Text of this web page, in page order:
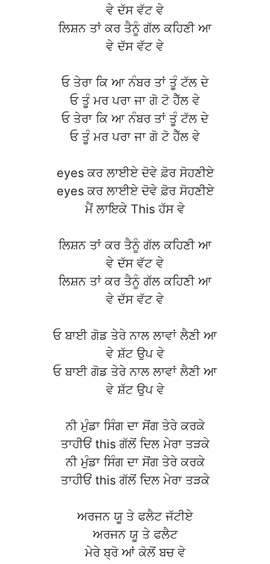
ਵੇ ਦੱਸ ਵੱਟ ਵੇ
ਲਿਸ਼ਨ ਤਾਂ ਕਰ ਤੈਨੂੰ ਗੱਲ ਕਹਿਣੀ ਆ
ਵੇ ਦੱਸ ਵੱਟ ਵੇ
ਓ ਤੇਰਾ ਕਿ ਆ ਨੰਬਰ ਤਾਂ ਤੂੰ ਟੱਲ ਦੇ
ਓ ਤੂੰ ਮਰ ਪਰਾ ਜਾ ਗੋ ਟੋ ਹੈੱਲ ਵੇ
ਓ ਤੇਰਾ ਕਿ ਆ ਨੰਬਰ ਤਾਂ ਤੂੰ ਟੱਲ ਦੇ
ਓ ਤੂੰ ਮਰ ਪਰਾ ਜਾ ਗੋ ਟੋ ਹੈੱਲ ਵੇ
eyes ਕਰ ਲਾਈਏ ਦੋਵੇ ਫ਼ੋਰ ਸੋਹਣੀਏ
eyes ਕਰ ਲਾਈਏ ਦੋਵੇ ਫ਼ੋਰ ਸੋਹਣੀਏ
ਮੈਂ ਲਾਇਕੇ This ਹੱਸ ਵੇ
ਲਿਸ਼ਨ ਤਾਂ ਕਰ ਤੈਨੂੰ ਗੱਲ ਕਹਿਣੀ ਆ
ਵੇ ਦੱਸ ਵੱਟ ਵੇ
ਲਿਸ਼ਨ ਤਾਂ ਕਰ ਤੈਨੂੰ ਗੱਲ ਕਹਿਣੀ ਆ
ਵੇ ਦੱਸ ਵੱਟ ਵੇ
ਓ ਬਾਈ ਗੋਡ ਤੇਰੇ ਨਾਲ ਲਾਵਾਂ ਲੈਣੀ ਆ
ਵੇ ਸ਼ੱਟ ਉਪ ਵੇ
ਓ ਬਾਈ ਗੋਡ ਤੇਰੇ ਨਾਲ ਲਾਵਾਂ ਲੈਣੀ ਆ
ਵੇ ਸ਼ੱਟ ਉਪ ਵੇ
ਨੀ ਮੁੰਡਾ ਸਿੰਗ ਦਾ ਸੋਂਗ ਤੇਰੇ ਕਰਕੇ
ਤਾਹੀਓਂ this ਗੱਲੋਂ ਦਿਲ ਮੇਰਾ ਤੜਕੇ
ਨੀ ਮੁੰਡਾ ਸਿੰਗ ਦਾ ਸੋਂਗ ਤੇਰੇ ਕਰਕੇ
ਤਾਹੀਓਂ this ਗੱਲੋਂ ਦਿਲ ਮੇਰਾ ਤੜਕੇ
ਅਰਜਨ ਯੂ ਤੇ ਫਲੈਟ ਜੱਟੀਏ
ਅਰਜਨ ਯੂ ਤੇ ਫਲੈਟ
ਮੇਰੇ ਬ੍ਰੋ ਆਂ ਕੋਲੋਂ ਬਚ ਵੇ